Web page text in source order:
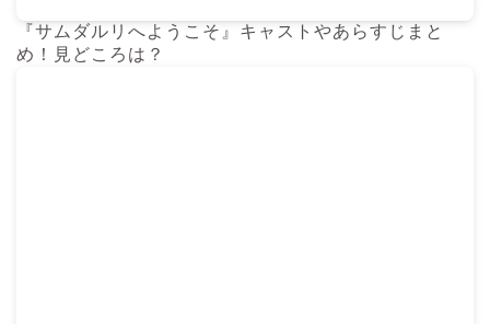
『サムダルリへようこそ』キャストやあらすじまと
め！見どころは？